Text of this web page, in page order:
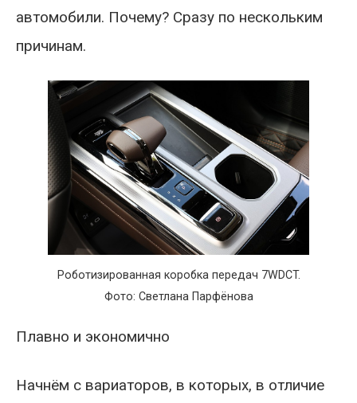
автомобили. Почему? Сразу по нескольким
причинам.
Роботизированная коробка передач 7WDCT.
Фото: Светлана Парфёнова
Плавно и экономично
Начнём с вариаторов, в которых, в отличие